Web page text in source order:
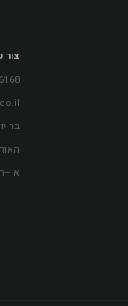
בר יוחאי 9, ת"א
האורגים 5, בת ים
א'–ה' 09:00–17:00 | ו'